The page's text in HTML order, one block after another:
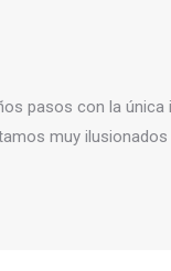
pasos con la única
muy